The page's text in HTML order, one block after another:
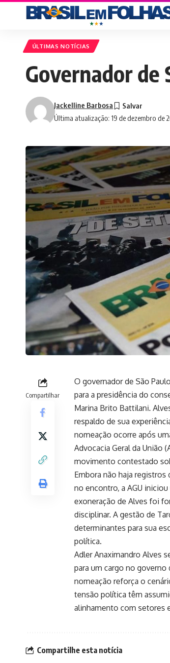
ÚLTIMAS NOTÍCIAS
Governador de
Última atualização: 19 de dezembro de
Jackelline Barbosa
Compartilhar
O governador de São
para a presidência do
Marina Brito Battilani.
respaldo de sua
nomeação ocorre após
Advocacia Geral da União
movimento contestado
Embora não haja
no encontro, a AGU
exoneração de Alves foi
disciplinar. A gestão de
determinantes para sua
política.
Adler Anaximandro Alves
para um cargo no governo
nomeação reforça o
tensão política têm
alinhamento com setores
Compartilhe esta notícia